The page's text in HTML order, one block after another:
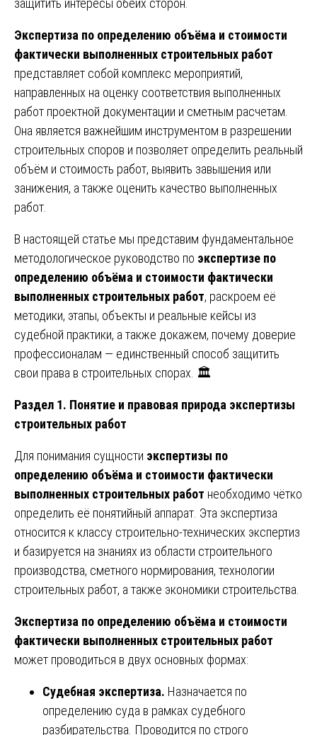
защитить интересы обеих сторон.
Экспертиза по определению объёма и стоимости
фактически выполненных строительных работ
представляет собой комплекс мероприятий,
направленных на оценку соответствия выполненных
работ проектной документации и сметным расчетам.
Она является важнейшим инструментом в разрешении
строительных споров и позволяет определить реальный
объём и стоимость работ, выявить завышения или
занижения, а также оценить качество выполненных
работ.
В настоящей статье мы представим фундаментальное
методологическое руководство по экспертизе по
определению объёма и стоимости фактически
выполненных строительных работ, раскроем её
методики, этапы, объекты и реальные кейсы из
судебной практики, а также докажем, почему доверие
профессионалам — единственный способ защитить
свои права в строительных спорах. 🏛️
Раздел 1. Понятие и правовая природа экспертизы
строительных работ
Для понимания сущности экспертизы по
определению объёма и стоимости фактически
выполненных строительных работ необходимо чётко
определить её понятийный аппарат. Эта экспертиза
относится к классу строительно-технических экспертиз
и базируется на знаниях из области строительного
производства, сметного нормирования, технологии
строительных работ, а также экономики строительства.
Экспертиза по определению объёма и стоимости
фактически выполненных строительных работ
может проводиться в двух основных формах:
Судебная экспертиза. Назначается по
определению суда в рамках судебного
разбирательства. Проводится по строго